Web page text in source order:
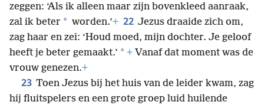
zeggen: ‘Als ik alleen maar zijn bovenkleed aanraak,
zal ik beter * worden.’+ 22 Jezus draaide zich om,
zag haar en zei: ‘Houd moed, mijn dochter. Je geloof
heeft je beter gemaakt.’ * + Vanaf dat moment was de
vrouw genezen.+
23 Toen Jezus bij het huis van de leider kwam, zag
hij fluitspelers en een grote groep luid huilende